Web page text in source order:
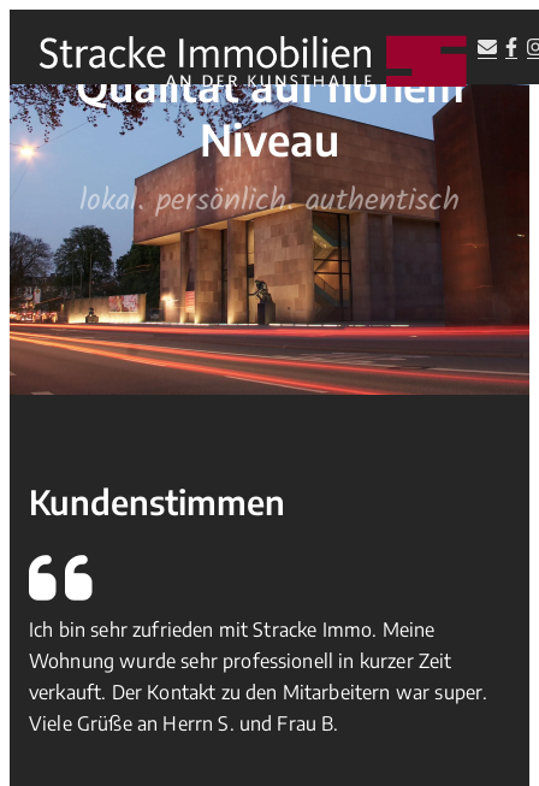
Qualität auf hohem
Niveau
lokal. persönlich. authentisch
Kundenstimmen
Ich bin sehr zufrieden mit Stracke Immo. Meine
Wohnung wurde sehr professionell in kurzer Zeit
verkauft. Der Kontakt zu den Mitarbeitern war super.
Viele Grüße an Herrn S. und Frau B.